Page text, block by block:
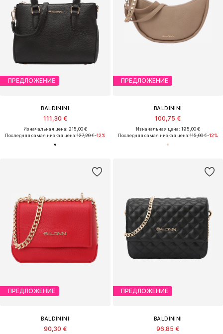
ПРЕДЛОЖЕНИЕ
BALDININI
111,30 €
Изначальная цена: 215,00 €
Последняя самая низкая цена:127,20 €-12%
ПРЕДЛОЖЕНИЕ
BALDININI
100,75 €
Изначальная цена: 195,00 €
Последняя самая низкая цена:115,00 €-12%
ПРЕДЛОЖЕНИЕ
BALDININI
90,30 €
ПРЕДЛОЖЕНИЕ
BALDININI
96,85 €